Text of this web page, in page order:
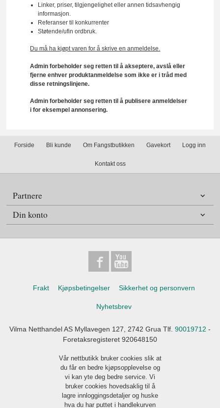
Linker, priser, tilgjengelighet eller annen tidsavhengig
informasjon.
Referanser til konkurrenter
Støtende/ufin ordbruk.
Du må ha kjøpt varen for å skrive en anmeldelse.
Admin forbeholder seg retten til å akseptere, avslå eller
fjerne enhver produktanmeldelse som ikke er i tråd med
disse retningslinjene.
Admin forbeholder seg retten til å publisere anmeldelser
i for eksempel annonsering.
Forside Bli kunde Om Fangstbutikken Gavekort Logg inn
Kontakt oss
Partnere
Din konto
Frakt Kjøpsbetingelser Sikkerhet og personvern
Nyhetsbrev
Vilma Netthandel AS Myllavegen 127, 2742 Grua Tlf. 90019712 -
Foretaksregisteret 920648150
Vår nettbutikk bruker cookies slik at
du får en bedre kjøpsopplevelse og
vi kan yte deg bedre service. Vi
bruker cookies hovedsaklig til å
lagre innloggingsdetaljer og huske
hva du har puttet i handlekurven